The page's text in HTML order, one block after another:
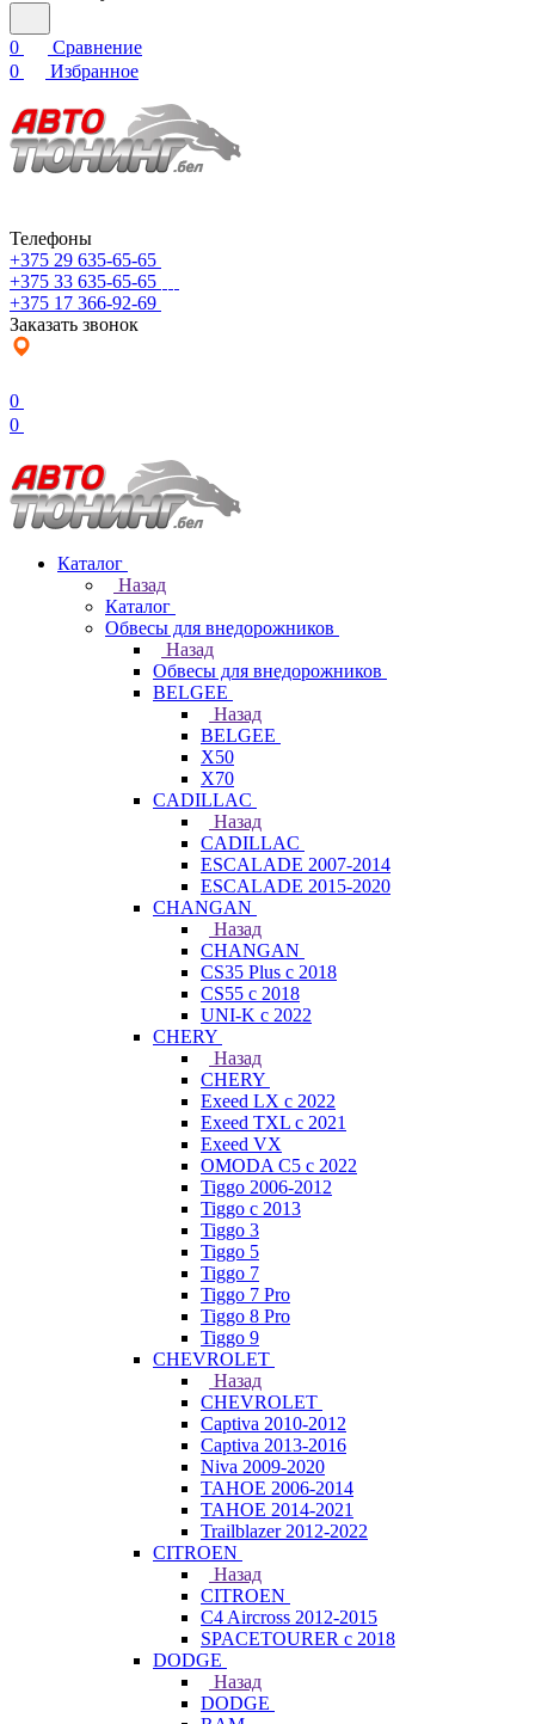
0
Сравнение
0
Избранное
Телефоны
+375 29 635-65-65
+375 33 635-65-65
+375 17 366-92-69
Заказать звонок
0
0
Каталог
Назад
Каталог
Обвесы для внедорожников
Назад
Обвесы для внедорожников
BELGEE
Назад
BELGEE
X50
X70
CADILLAC
Назад
CADILLAC
ESCALADE 2007-2014
ESCALADE 2015-2020
CHANGAN
Назад
CHANGAN
CS35 Plus с 2018
CS55 с 2018
UNI-K с 2022
CHERY
Назад
CHERY
Exeed LX с 2022
Exeed TXL с 2021
Exeed VX
OMODA C5 с 2022
Tiggo 2006-2012
Tiggo с 2013
Tiggo 3
Tiggo 5
Tiggo 7
Tiggo 7 Pro
Tiggo 8 Pro
Tiggo 9
CHEVROLET
Назад
CHEVROLET
Captiva 2010-2012
Captiva 2013-2016
Niva 2009-2020
TAHOE 2006-2014
TAHOE 2014-2021
Trailblazer 2012-2022
CITROEN
Назад
CITROEN
C4 Aircross 2012-2015
SPACETOURER с 2018
DODGE
Назад
DODGE